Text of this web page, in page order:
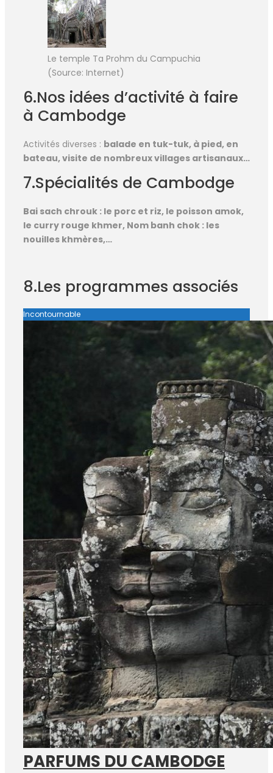
Le temple Ta Prohm du Campuchia
(Source: Internet)
6.Nos idées d’activité à faire
à Cambodge
Activités diverses : balade en tuk-tuk, à pied, en
bateau, visite de nombreux villages artisanaux…
7.Spécialités de Cambodge
Bai sach chrouk : le porc et riz, le poisson amok,
le curry rouge khmer, Nom banh chok : les
nouilles khmères,…
8.Les programmes associés
Incontournable
PARFUMS DU CAMBODGE